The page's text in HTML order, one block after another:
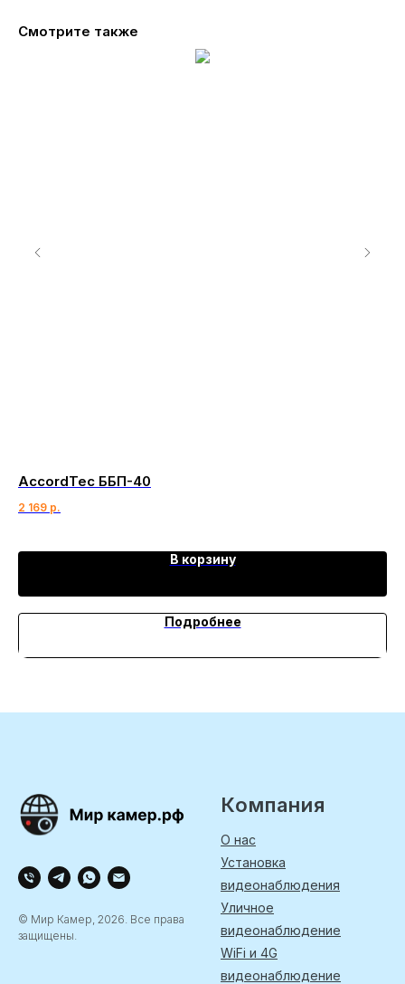
Смотрите также
AccordTec ББП-40
2 169 р.
В корзину
Подробнее
© Мир Камер, 2026. Все права
защищены.
Компания
О нас
Установка
видеонаблюдения
Уличное
видеонаблюдение
WiFi и 4G
видеонаблюдение